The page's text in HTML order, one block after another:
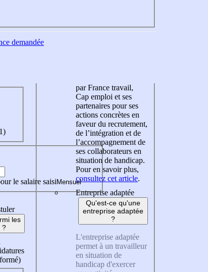
demandée
le salaire saisi
les
?
par France travail,
Cap emploi et ses
partenaires pour ses
actions concrètes en
faveur du recrutement,
de l’intégration et de
l’accompagnement de
ses collaborateurs en
situation de handicap.
Pour en savoir plus,
consultez cet article.
Entreprise adaptée
Qu'est-ce qu'une
entreprise adaptée
?
L'entreprise adaptée
permet à un travailleur
en situation de
handicap d'exercer